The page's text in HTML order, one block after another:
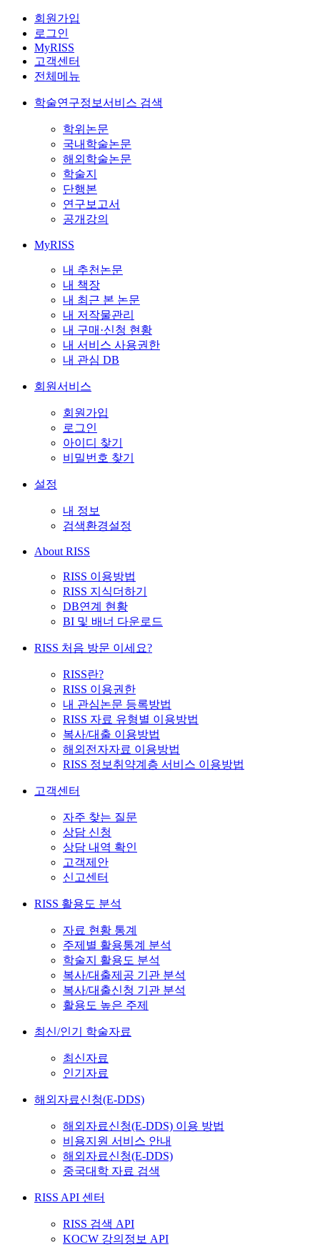
회원가입
로그인
MyRISS
고객센터
전체메뉴
학술연구정보서비스 검색
학위논문
국내학술논문
해외학술논문
학술지
단행본
연구보고서
공개강의
MyRISS
내 추천논문
내 책장
내 최근 본 논문
내 저작물관리
내 구매·신청 현황
내 서비스 사용권한
내 관심 DB
회원서비스
회원가입
로그인
아이디 찾기
비밀번호 찾기
설정
내 정보
검색환경설정
About RISS
RISS 이용방법
RISS 지식더하기
DB연계 현황
BI 및 배너 다운로드
RISS 처음 방문 이세요?
RISS란?
RISS 이용권한
내 관심논문 등록방법
RISS 자료 유형별 이용방법
복사/대출 이용방법
해외전자자료 이용방법
RISS 정보취약계층 서비스 이용방법
고객센터
자주 찾는 질문
상담 신청
상담 내역 확인
고객제안
신고센터
RISS 활용도 분석
자료 현황 통계
주제별 활용통계 분석
학술지 활용도 분석
복사/대출제공 기관 분석
복사/대출신청 기관 분석
활용도 높은 주제
최신/인기 학술자료
최신자료
인기자료
해외자료신청(E-DDS)
해외자료신청(E-DDS) 이용 방법
비용지원 서비스 안내
해외자료신청(E-DDS)
중국대학 자료 검색
RISS API 센터
RISS 검색 API
KOCW 강의정보 API